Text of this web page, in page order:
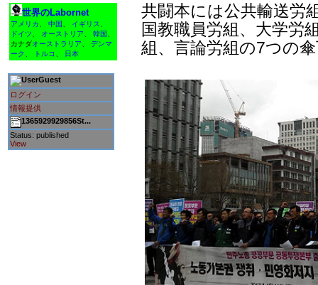
世界のLabornet
アメリカ 中国 イギリス
ドイツ
オーストリア 韓国
カナダオーストラリア
デンマ
ーク
トルコ 日本
Guest
ログイン
情報提供
1365929929856St...
Status: published
View
共闘本には公共輸送労
国教職員労組、大学労
組、言論労組の7つの